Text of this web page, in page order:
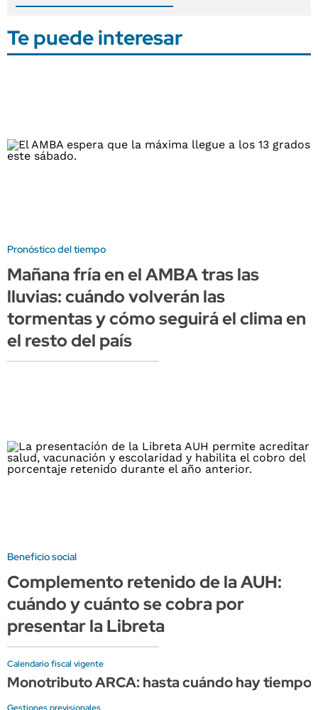
Te puede interesar
Pronóstico del tiempo
Mañana fría en el AMBA tras las
lluvias: cuándo volverán las
tormentas y cómo seguirá el clima en
el resto del país
Beneficio social
Complemento retenido de la AUH:
cuándo y cuánto se cobra por
presentar la Libreta
Calendario fiscal vigente
Monotributo ARCA: hasta cuándo hay